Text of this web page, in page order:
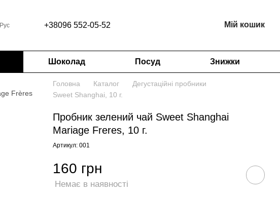
Рус +38096 552-05-52 Мій кошик
Шоколад Посуд Знижки
Головна Каталог
Дегустаційні пробники
Sweet Shanghai, 10 г.
Пробник зелений чай Sweet Shanghai
Mariage Freres, 10 г.
Артикул: 001
160 грн
Немає в наявності